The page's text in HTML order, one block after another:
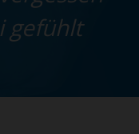
gefühlt